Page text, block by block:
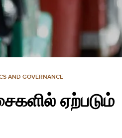
AND GOVERNANCE
ஏற்படும்